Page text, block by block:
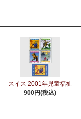
スイス 2001年児童福祉
900円(税込)